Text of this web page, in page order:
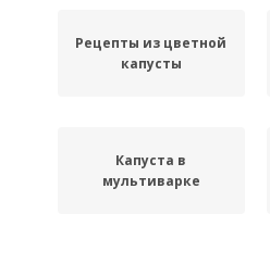
Рецепты из цветной
капусты
Капуста в
мультиварке